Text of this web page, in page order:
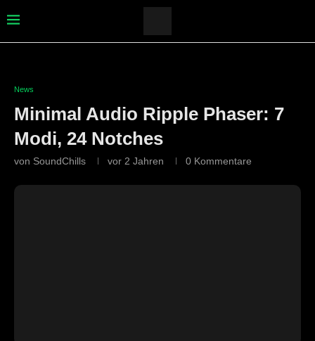
News
Minimal Audio Ripple Phaser: 7
Modi, 24 Notches
von SoundChills vor 2 Jahren 0 Kommentare